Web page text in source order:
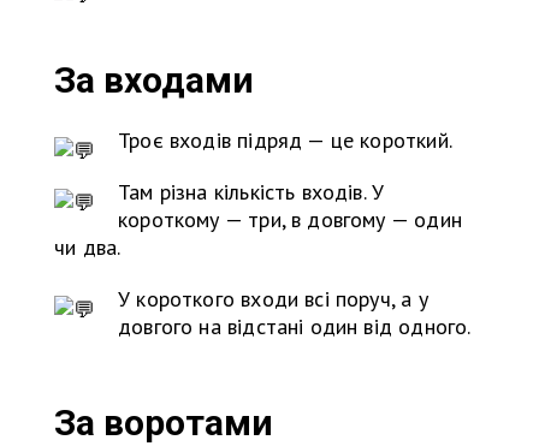
За входами
Троє входів підряд — це короткий.
Там різна кількість входів. У
короткому — три, в довгому — один
чи два.
У короткого входи всі поруч, а у
довгого на відстані один від одного.
За воротами